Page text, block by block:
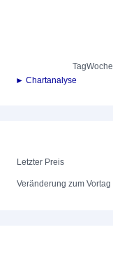
TagWoche
► Chartanalyse
Letzter Preis
Veränderung zum Vortag